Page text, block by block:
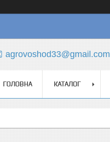
agrovoshod33@gmail.com
ГОЛОВНА КАТАЛОГ